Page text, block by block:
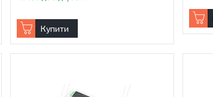
Купити